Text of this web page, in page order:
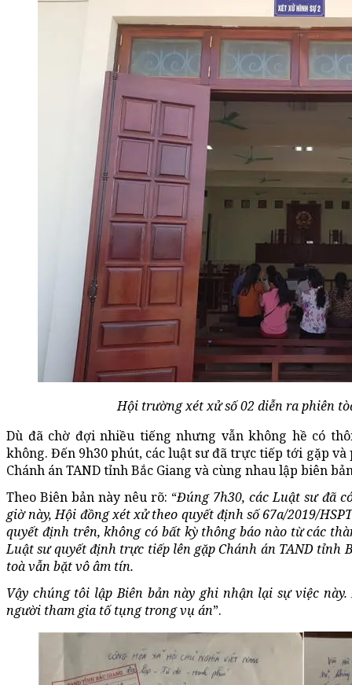
Hội trường xét xử số 02 diễn ra phiên
Dù đã chờ đợi nhiều tiếng nhưng vẫn không hề có
không. Đến 9h30 phút, các luật sư đã trực tiếp tới gặp và
Chánh án TAND tỉnh Bắc Giang và cùng nhau lập biên
Theo Biên bản này nêu rõ: “Đúng 7h30, các Luật sư đã
giờ này, Hội đồng xét xử theo quyết định số 67a/2019/
quyết định trên, không có bất kỳ thông báo nào từ các
Luật sư quyết định trực tiếp lên gặp Chánh án TAND tỉnh
toà vẫn bặt vô âm tín.
Vậy chúng tôi lập Biên bản này ghi nhận lại sự việc
người tham gia tố tụng trong vụ án”.